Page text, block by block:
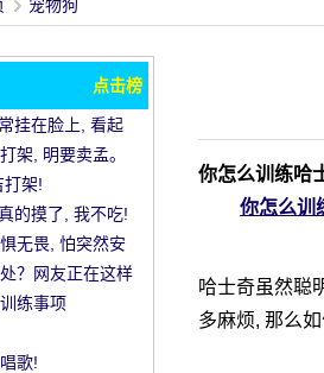
›
宠物狗
你怎么训练哈
你怎么训
哈士奇虽然聪
多麻烦, 那么
点击榜
挂在脸上, 看起
小短腿, 太治愈!
架, 明要卖孟。
打架!
的摸了, 我不吃!
无畏, 怕突然安
？网友正在这样
练事项
歌!